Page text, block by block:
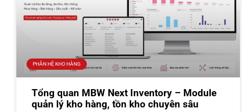
PHÂN HỆ KHO HÀNG
Tổng quan MBW Next Inventory – Module
quản lý kho hàng, tồn kho chuyên sâu